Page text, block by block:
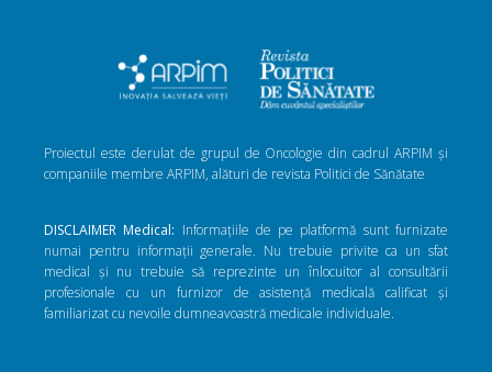
Proiectul este derulat de grupul de Oncologie din cadrul ARPIM și
companiile membre ARPIM, alături de revista Politici de Sănătate
DISCLAIMER Medical: Informațiile de pe platformă sunt furnizate
numai pentru informații generale. Nu trebuie privite ca un sfat
medical și nu trebuie să reprezinte un înlocuitor al consultării
profesionale cu un furnizor de asistență medicală calificat și
familiarizat cu nevoile dumneavoastră medicale individuale.